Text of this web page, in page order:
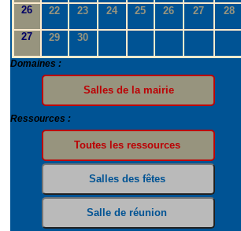
26 22 23 24 25 26 27 28
27 29 30
Domaines :
Ressources :